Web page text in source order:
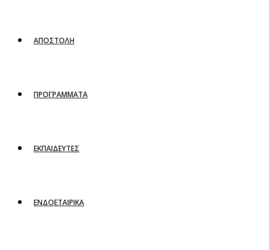
ΑΠΟΣΤΟΛΗ
ΠΡΟΓΡΑΜΜΑΤΑ
ΕΚΠΑΙΔΕΥΤΕΣ
ΕΝΔΟΕΤΑΙΡΙΚΑ